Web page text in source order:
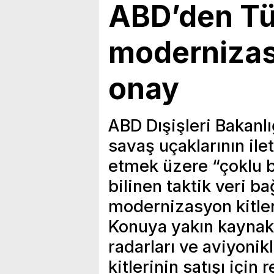
ABD’den
onay
ABD Dışişleri
savaş uçaklarının
etmek üzere “çoklu
bilinen taktik veri
modernizasyon
Konuya yakın
radarları ve
kitlerinin satışı için